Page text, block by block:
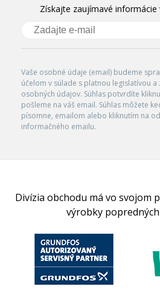
Získajte zaujímavé informácie
Vaše osobné údaje (email) budeme
účelom v súlade s platnou legislatívou
osobných údajov. Súhlas potvrdíte
pošleme na váš email. Súhlas môžete
písomne, emailom alebo kliknutím na
informačného emailu.
Divízia obchodu má vo svojom
výrobky